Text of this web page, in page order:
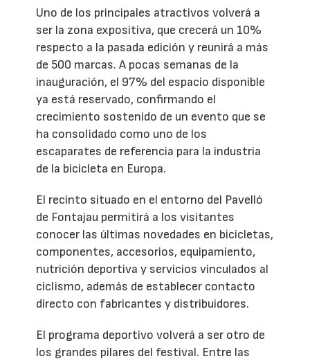
Uno de los principales atractivos volverá a
ser la zona expositiva, que crecerá un 10%
respecto a la pasada edición y reunirá a más
de 500 marcas. A pocas semanas de la
inauguración, el 97% del espacio disponible
ya está reservado, confirmando el
crecimiento sostenido de un evento que se
ha consolidado como uno de los
escaparates de referencia para la industria
de la bicicleta en Europa.
El recinto situado en el entorno del Pavelló
de Fontajau permitirá a los visitantes
conocer las últimas novedades en bicicletas,
componentes, accesorios, equipamiento,
nutrición deportiva y servicios vinculados al
ciclismo, además de establecer contacto
directo con fabricantes y distribuidores.
El programa deportivo volverá a ser otro de
los grandes pilares del festival. Entre las